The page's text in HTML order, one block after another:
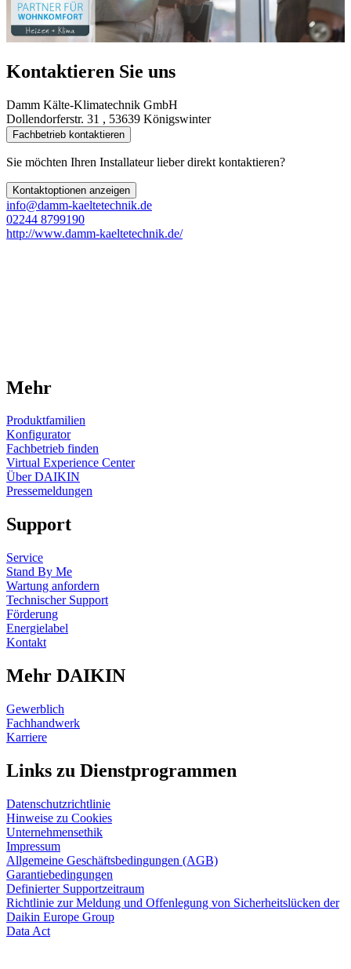
Kontaktieren Sie uns
Damm Kälte-Klimatechnik GmbH
Dollendorferstr. 31 , 53639 Königswinter
Fachbetrieb kontaktieren
Sie möchten Ihren Installateur lieber direkt kontaktieren?
Kontaktoptionen anzeigen
info@damm-kaeltetechnik.de
02244 8799190
http://www.damm-kaeltetechnik.de/
Mehr
Produktfamilien
Konfigurator
Fachbetrieb finden
Virtual Experience Center
Über DAIKIN
Pressemeldungen
Support
Service
Stand By Me
Wartung anfordern
Technischer Support
Förderung
Energielabel
Kontakt
Mehr DAIKIN
Gewerblich
Fachhandwerk
Karriere
Links zu Dienstprogrammen
Datenschutzrichtlinie
Hinweise zu Cookies
Unternehmensethik
Impressum
Allgemeine Geschäftsbedingungen (AGB)
Garantiebedingungen
Definierter Supportzeitraum
Richtlinie zur Meldung und Offenlegung von Sicherheitslücken der
Daikin Europe Group
Data Act